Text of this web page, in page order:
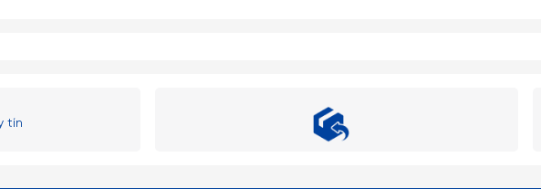
tín